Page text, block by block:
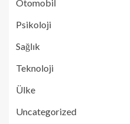
Otomobil
Psikoloji
Sağlık
Teknoloji
Ülke
Uncategorized